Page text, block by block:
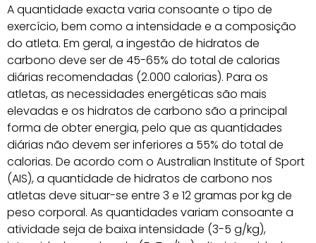
A quantidade exacta varia consoante o tipo de
exercício, bem como a intensidade e a composição
do atleta. Em geral, a ingestão de hidratos de
carbono deve ser de 45-65% do total de calorias
diárias recomendadas (2.000 calorias). Para os
atletas, as necessidades energéticas são mais
elevadas e os hidratos de carbono são a principal
forma de obter energia, pelo que as quantidades
diárias não devem ser inferiores a 55% do total de
calorias. De acordo com o Australian Institute of Sport
(AIS), a quantidade de hidratos de carbono nos
atletas deve situar-se entre 3 e 12 gramas por kg de
peso corporal. As quantidades variam consoante a
atividade seja de baixa intensidade (3-5 g/kg),